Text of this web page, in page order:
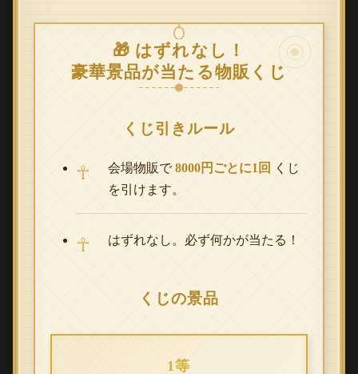
🎁 はずれなし！
豪華景品が当たる物販くじ
くじ引きルール
会場物販で8000円ごとに1回
くじ
を引けます。
はずれなし。必ず何かが当たる！
くじの景品
1等